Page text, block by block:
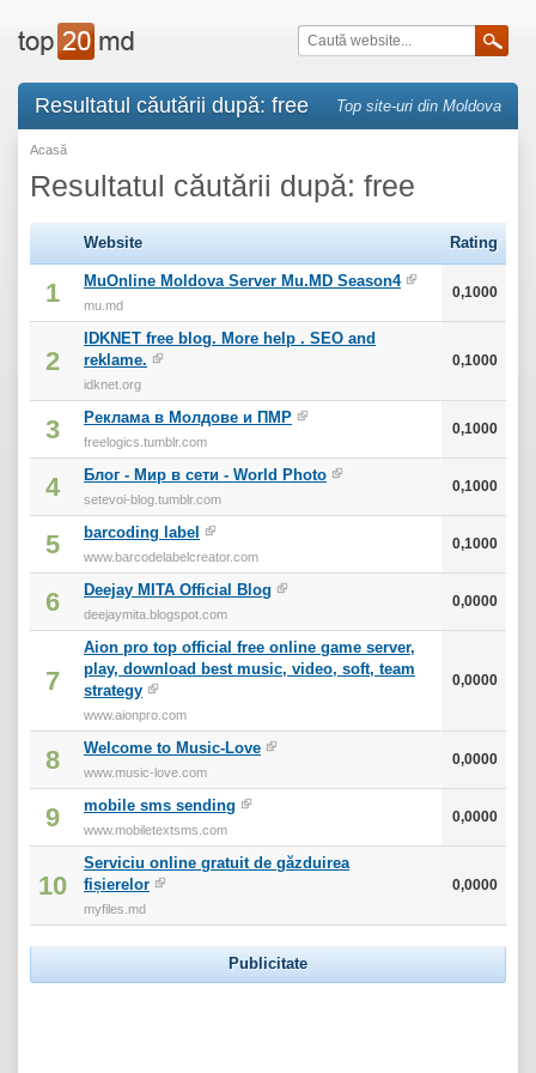
Resultatul căutării după: free Top site-uri din Moldova
Acasă
Resultatul căutării după: free
Website Rating
1 MuOnline Moldova Server Mu.MD Season4
mu.md
0,1000
2
IDKNET free blog. More help . SEO and
reklame.
idknet.org
0,1000
3 Реклама в Молдове и ПМР
freelogics.tumblr.com
0,1000
4 Блог - Мир в сети - World Photo
setevoi-blog.tumblr.com
0,1000
5 barcoding label
www.barcodelabelcreator.com
0,1000
6 Deejay MITA Official Blog
deejaymita.blogspot.com
0,0000
7
Aion pro top official free online game server,
play, download best music, video, soft, team
strategy
www.aionpro.com
0,0000
8 Welcome to Music-Love
www.music-love.com
0,0000
9 mobile sms sending
www.mobiletextsms.com
0,0000
10
Serviciu online gratuit de găzduirea
fișierelor
myfiles.md
0,0000
Publicitate